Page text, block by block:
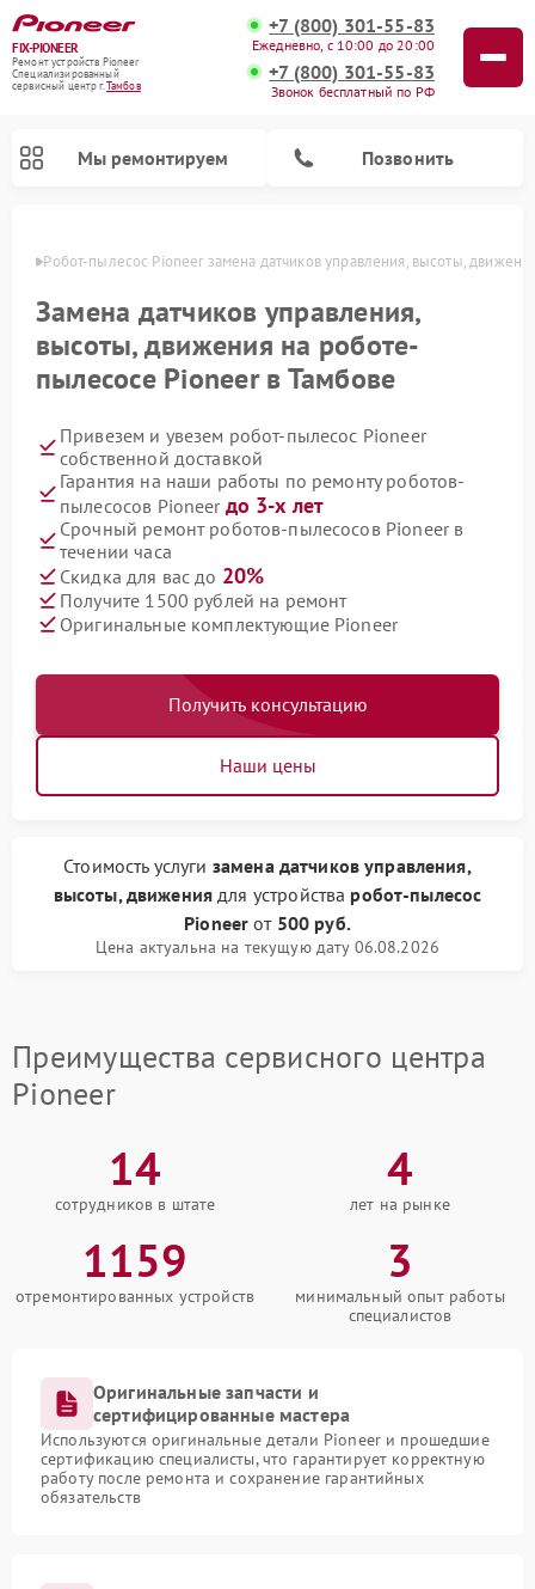
FIX-PIONEER
Ремонт устройств Pioneer
Специализированный
cервисный центр г.Тамбов
+7 (800) 301-55-83
Ежедневно, с 10:00 до 20:00
+7 (800) 301-55-83
Звонок бесплатный по РФ
Мы ремонтируем Позвонить
Робот-пылесос Pioneer замена датчиков управления, высоты,
Замена датчиков управления,
высоты, движения на роботе-
пылесосе Pioneer в Тамбове
Привезем и увезем робот-пылесос Pioneer
собственной доставкой
Гарантия на наши работы по ремонту роботов-
пылесосов Pioneer до 3-х лет
Срочный ремонт роботов-пылесосов Pioneer в
течении часа
Скидка для вас до 20%
Получите 1500 рублей на ремонт
Оригинальные комплектующие Pioneer
Получить консультацию
Наши цены
Стоимость услуги замена датчиков управления,
высоты, движения для устройства робот-пылесос
Pioneer от 500 руб.
Цена актуальна на текущую дату 06.08.2026
Преимущества сервисного центра
Pioneer
14
сотрудников в штате
4
лет на рынке
1159
отремонтированных устройств
3
минимальный опыт работы
специалистов
Оригинальные запчасти и
сертифицированные мастера
Используются оригинальные детали Pioneer и прошедшие
сертификацию специалисты, что гарантирует корректную
работу после ремонта и сохранение гарантийных
обязательств